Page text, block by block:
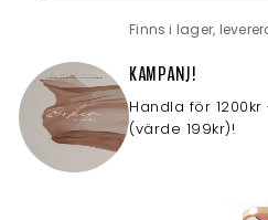
Finns i lager,
KAMPANJ!
Handla för
(värde 199kr)!